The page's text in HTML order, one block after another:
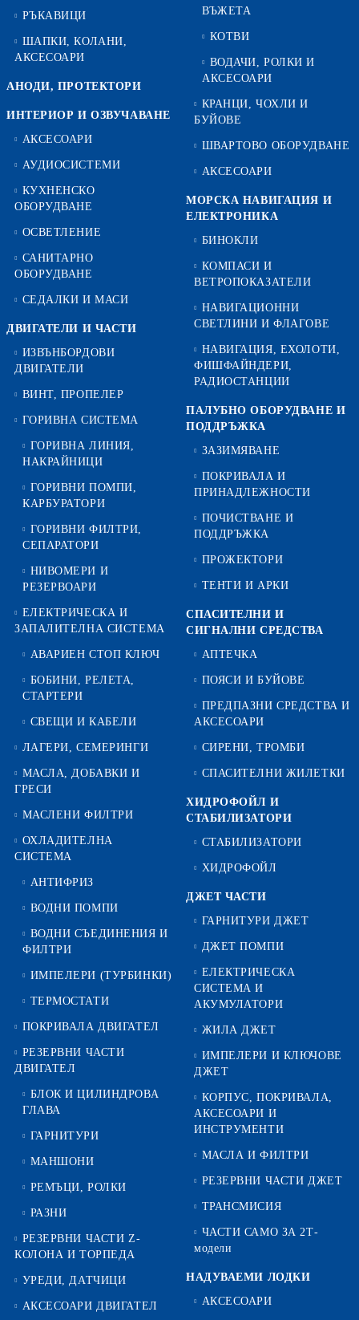
РЪКАВИЦИ
ШАПКИ, КОЛАНИ,
АКСЕСОАРИ
АНОДИ, ПРОТЕКТОРИ
ИНТЕРИОР И ОЗВУЧАВАНЕ
АКСЕСОАРИ
АУДИОСИСТЕМИ
КУХНЕНСКО
ОБОРУДВАНЕ
ОСВЕТЛЕНИЕ
САНИТАРНО
ОБОРУДВАНЕ
СЕДАЛКИ И МАСИ
ДВИГАТЕЛИ И ЧАСТИ
ИЗВЪНБОРДОВИ
ДВИГАТЕЛИ
ВИНТ, ПРОПЕЛЕР
ГОРИВНА СИСТЕМА
ГОРИВНА ЛИНИЯ,
НАКРАЙНИЦИ
ГОРИВНИ ПОМПИ,
КАРБУРАТОРИ
ГОРИВНИ ФИЛТРИ,
СЕПАРАТОРИ
НИВОМЕРИ И
РЕЗЕРВОАРИ
ЕЛЕКТРИЧЕСКА И
ЗАПАЛИТЕЛНА СИСТЕМА
АВАРИЕН СТОП КЛЮЧ
БОБИНИ, РЕЛЕТА,
СТАРТЕРИ
СВЕЩИ И КАБЕЛИ
ЛАГЕРИ, СЕМЕРИНГИ
МАСЛА, ДОБАВКИ И
ГРЕСИ
МАСЛЕНИ ФИЛТРИ
ОХЛАДИТЕЛНА
СИСТЕМА
АНТИФРИЗ
ВОДНИ ПОМПИ
ВОДНИ СЪЕДИНЕНИЯ И
ФИЛТРИ
ИМПЕЛЕРИ (ТУРБИНКИ)
ТЕРМОСТАТИ
ПОКРИВАЛА ДВИГАТЕЛ
РЕЗЕРВНИ ЧАСТИ
ДВИГАТЕЛ
БЛОК И ЦИЛИНДРОВА
ГЛАВА
ГАРНИТУРИ
МАНШОНИ
РЕМЪЦИ, РОЛКИ
РАЗНИ
РЕЗЕРВНИ ЧАСТИ Z-
КОЛОНА И ТОРПЕДА
УРЕДИ, ДАТЧИЦИ
АКСЕСОАРИ ДВИГАТЕЛ
ВЪЖЕТА
КОТВИ
ВОДАЧИ, РОЛКИ И
АКСЕСОАРИ
КРАНЦИ, ЧОХЛИ И
БУЙОВЕ
ШВАРТОВО ОБОРУДВАНЕ
АКСЕСОАРИ
МОРСКА НАВИГАЦИЯ И
ЕЛЕКТРОНИКА
БИНОКЛИ
КОМПАСИ И
ВЕТРОПОКАЗАТЕЛИ
НАВИГАЦИОННИ
СВЕТЛИНИ И ФЛАГОВЕ
НАВИГАЦИЯ, ЕХОЛОТИ,
ФИШФАЙНДЕРИ,
РАДИОСТАНЦИИ
ПАЛУБНО ОБОРУДВАНЕ И
ПОДДРЪЖКА
ЗАЗИМЯВАНЕ
ПОКРИВАЛА И
ПРИНАДЛЕЖНОСТИ
ПОЧИСТВАНЕ И
ПОДДРЪЖКА
ПРОЖЕКТОРИ
ТЕНТИ И АРКИ
СПАСИТЕЛНИ И
СИГНАЛНИ СРЕДСТВА
АПТЕЧКА
ПОЯСИ И БУЙОВЕ
ПРЕДПАЗНИ СРЕДСТВА И
АКСЕСОАРИ
СИРЕНИ, ТРОМБИ
СПАСИТЕЛНИ ЖИЛЕТКИ
ХИДРОФОЙЛ И
СТАБИЛИЗАТОРИ
СТАБИЛИЗАТОРИ
ХИДРОФОЙЛ
ДЖЕТ ЧАСТИ
ГАРНИТУРИ ДЖЕТ
ДЖЕТ ПОМПИ
ЕЛЕКТРИЧЕСКА
СИСТЕМА И
АКУМУЛАТОРИ
ЖИЛА ДЖЕТ
ИМПЕЛЕРИ И КЛЮЧОВЕ
ДЖЕТ
КОРПУС, ПОКРИВАЛА,
АКСЕСОАРИ И
ИНСТРУМЕНТИ
МАСЛА И ФИЛТРИ
РЕЗЕРВНИ ЧАСТИ ДЖЕТ
ТРАНСМИСИЯ
ЧАСТИ САМО ЗА 2Т-
модели
НАДУВАЕМИ ЛОДКИ
АКСЕСОАРИ